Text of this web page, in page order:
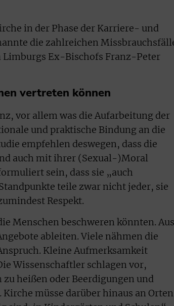
in der Phase der Karriere- und
die zahlreichen
Limburgs Ex-Bischofs Franz-Peter
vertreten können
vor allem was die Aufarbeitung der
und praktische Bindung an die
empfehlen deswegen, dass die
auch mit ihrer (Sexual-)Moral
sein, dass sie „auch
teile zwar nicht jeder, sie
Respekt.
Menschen beschweren könnten. Aus
ableiten. Viele nähmen die
Kleine Aufmerksamkeit
Wissenschaftler schlagen vor,
heißen oder Beerdigungen und
müsse darüber hinaus an Orten